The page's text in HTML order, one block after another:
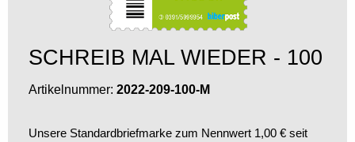
SCHREIB MAL WIEDER - 100
Artikelnummer: 2022-209-100-M
Unsere Standardbriefmarke zum Nennwert 1,00 € seit